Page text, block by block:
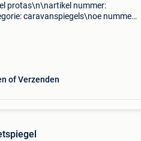
protas\n\nartikel nummer:
caravanspiegels\noe nummer:
of Verzenden